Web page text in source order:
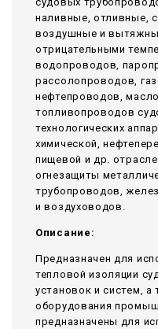
наливные, отливные,
воздушные и
отрицательными
водопроводов,
рассолопроводов,
нефтепроводов,
топливопроводов
технологических
химической,
пищевой и др.
огнезащиты
трубопроводов,
и воздуховодов.
Описание:
Предназначен для
тепловой изоляции
установок и систем,
оборудования
предназначены для